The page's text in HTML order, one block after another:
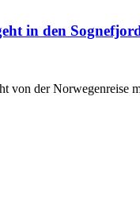
in den
von der Norwegenreise